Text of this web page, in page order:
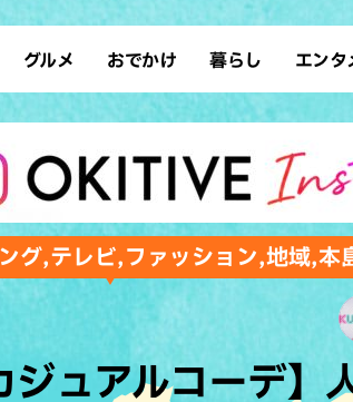
グルメ
ラーメン 沖縄そば
テイクアウト カフェ
すし・魚料理 和食・日本料理
沖縄料理 アジア・エスニック
テーキ・焼肉 焼鳥・串料理
おでかけ
デート ドライ
散歩 ソロ
歴史 体験
レジャー アー
ホテ
サウナ 公園
暮らし
レシピ
ファッション
沖縄移住
エンタ
スポー
タレント
グ,テレビ,ファッション,地域,本
ジュアルコーデ】